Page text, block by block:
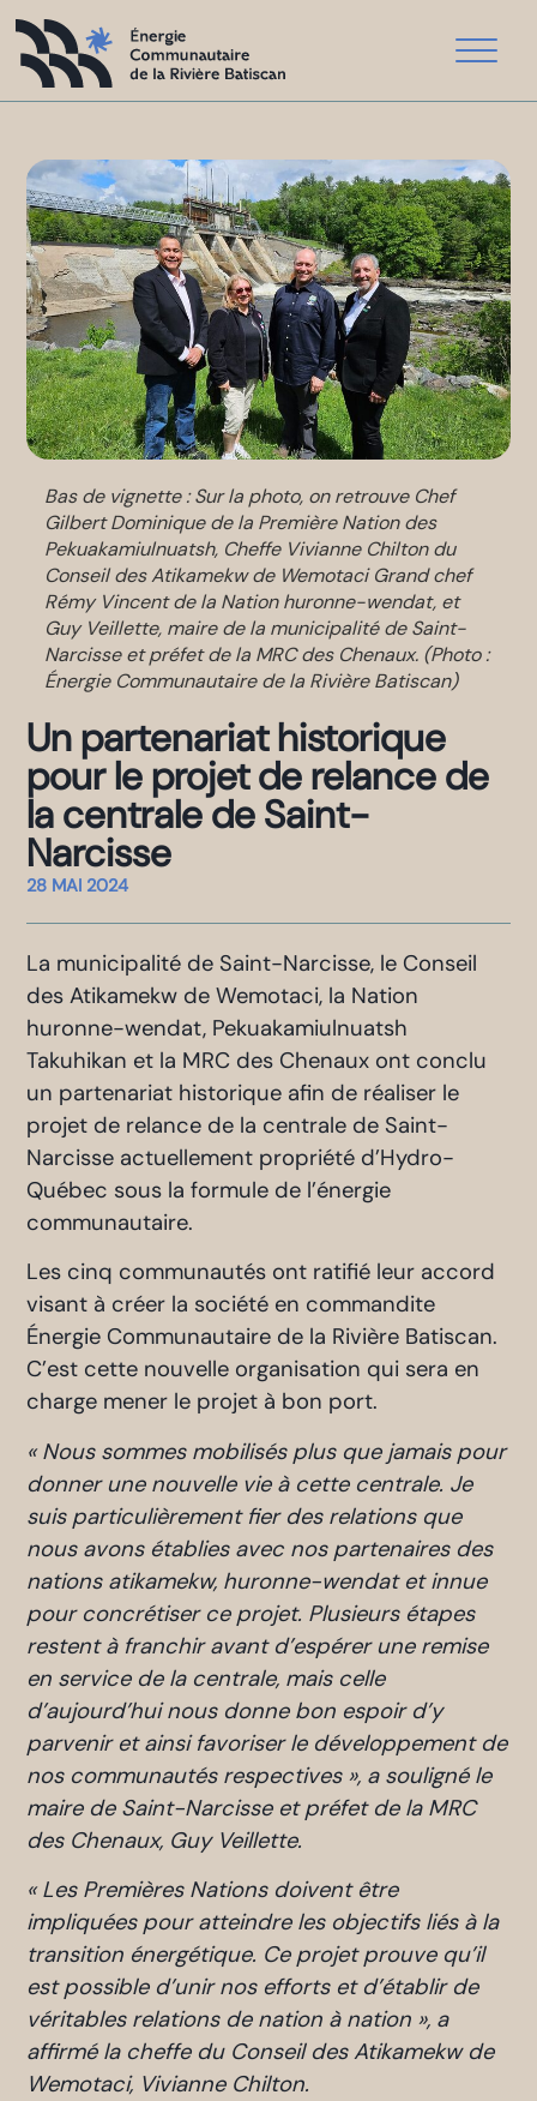
Bas de vignette : Sur la photo, on retrouve Chef
Gilbert Dominique de la Première Nation des
Pekuakamiulnuatsh, Cheffe Vivianne Chilton du
Conseil des Atikamekw de Wemotaci Grand chef
Rémy Vincent de la Nation huronne-wendat, et
Guy Veillette, maire de la municipalité de Saint-
Narcisse et préfet de la MRC des Chenaux. (Photo :
Énergie Communautaire de la Rivière Batiscan)
Un partenariat historique
pour le projet de relance de
la centrale de Saint-
Narcisse
28 MAI 2024
La municipalité de Saint-Narcisse, le Conseil
des Atikamekw de Wemotaci, la Nation
huronne-wendat, Pekuakamiulnuatsh
Takuhikan et la MRC des Chenaux ont conclu
un partenariat historique afin de réaliser le
projet de relance de la centrale de Saint-
Narcisse actuellement propriété d’Hydro-
Québec sous la formule de l’énergie
communautaire.
Les cinq communautés ont ratifié leur accord
visant à créer la société en commandite
Énergie Communautaire de la Rivière Batiscan.
C’est cette nouvelle organisation qui sera en
charge mener le projet à bon port.
« Nous sommes mobilisés plus que jamais pour
donner une nouvelle vie à cette centrale. Je
suis particulièrement fier des relations que
nous avons établies avec nos partenaires des
nations atikamekw, huronne-wendat et innue
pour concrétiser ce projet. Plusieurs étapes
restent à franchir avant d’espérer une remise
en service de la centrale, mais celle
d’aujourd’hui nous donne bon espoir d’y
parvenir et ainsi favoriser le développement de
nos communautés respectives », a souligné le
maire de Saint-Narcisse et préfet de la MRC
des Chenaux, Guy Veillette.
« Les Premières Nations doivent être
impliquées pour atteindre les objectifs liés à la
transition énergétique. Ce projet prouve qu’il
est possible d’unir nos efforts et d’établir de
véritables relations de nation à nation », a
affirmé la cheffe du Conseil des Atikamekw de
Wemotaci, Vivianne Chilton.